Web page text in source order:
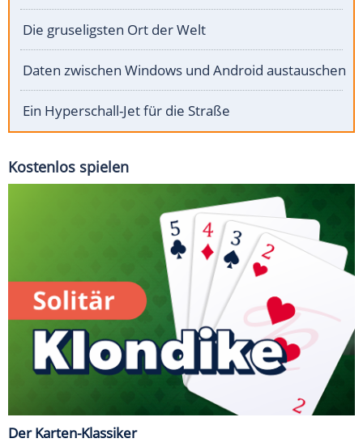
Die gruseligsten Ort der Welt
Daten zwischen Windows und Android austauschen
Ein Hyperschall-Jet für die Straße
Kostenlos spielen
Der Karten-Klassiker